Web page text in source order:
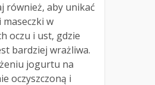
również, aby unikać
maseczki w
oczu i ust, gdzie
bardziej wrażliwa.
jogurtu na
oczyszczoną i